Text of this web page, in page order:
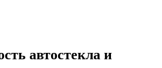
автостекла и